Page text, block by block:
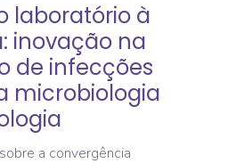
laboratório à
inovação na
de infecções
microbiologia
a convergência